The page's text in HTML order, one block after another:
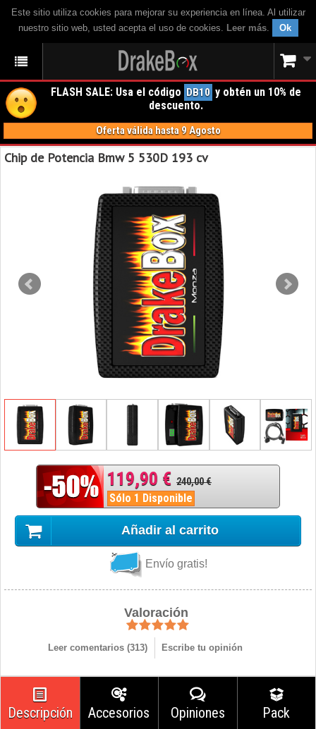
Este sitio utiliza cookies para mejorar su experiencia en línea. Al utilizar
nuestro sitio web, usted acepta el uso de cookies. Leer más. Ok
FLASH SALE: Usa el código DB10 y obtén un 10% de
descuento.
Oferta válida hasta 9 Agosto
Chip de Potencia Bmw 5 530D 193 cv
119,90 € 240,00 €
Sólo 1 Disponible
Añadir al carrito
Envío gratis!
Valoración
Leer comentarios (313) Escribe tu opinión
Descripción Accesorios Opiniones Pack